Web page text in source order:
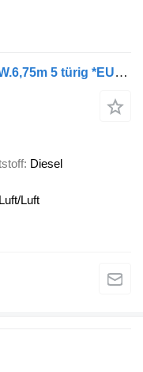
MAN TGL 12.220BL EISBUNKERW.6,75m 5 türig *EURO6D
Diesel
Luft/Luft